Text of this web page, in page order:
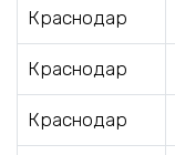
Краснодар
Краснодар
Краснодар